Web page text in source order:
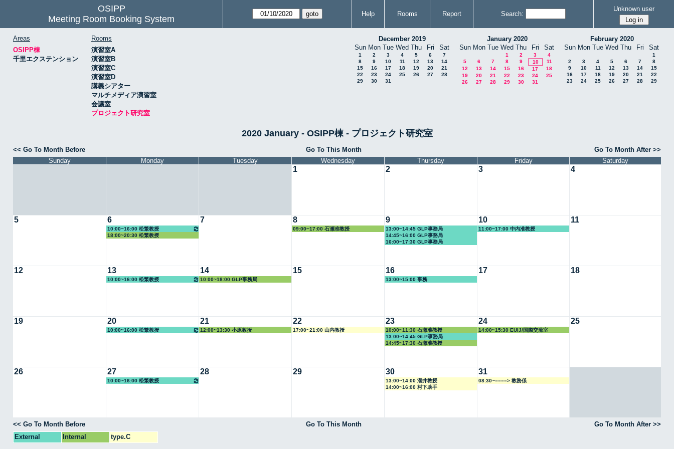
OSIPP
Meeting Room Booking System
Help Rooms Report Search:
Unknown user
Areas
OSIPP棟
千里エクステンション
Rooms
演習室A
演習室B
演習室C
演習室D
講義シアター
マルチメディア演習室
会議室
プロジェクト研究室
December 2019
Sun Mon Tue Wed Thu Fri Sat
1 2 3 4 5 6
7
8
9 10 11 12 13
14
15
16 17 18 19 20
21
22
23 24 25 26 27
28
29
30 31
January 2020
Sun Mon Tue Wed Thu Fri Sat
1 2 3
4
5
6 7 8 9 10
11
12
13 14 15 16 17
18
19
20 21 22 23 24
25
26
27 28 29 30 31
February 2020
Sun Mon Tue Wed Thu Fri Sat
1
2
3 4 5 6 7
8
9
10 11 12 13 14
15
16
17 18 19 20 21
22
23
24 25 26 27 28 29
2020 January - OSIPP棟 - プロジェクト研究室
<< Go To Month Before Go To This Month
Go To Month After >>
Sunday
Monday Tuesday Wednesday Thursday Friday Saturday
1 2 3 4
5 6
10:00~16:00 松繁教授
18:00~20:30 松繁教授
7 8
09:00~17:00 石瀬准教授
9
13:00~14:45 GLP事務局
14:45~16:00 GLP事務局
16:00~17:30 GLP事務局
10
11:00~17:00 中内准教授
11
12 13
10:00~16:00 松繁教授
14
10:00~18:00 GLP事務局
15 16
13:00~15:00 事務
17 18
19 20
10:00~16:00 松繁教授
21
12:00~13:30 小原教授
22
17:00~21:00 山内教授
23
10:00~11:30 石瀬准教授
13:00~14:45 GLP事務局
14:45~17:30 石瀬准教授
24
14:00~15:30 EUIJ/国際交流室
25
26 27
10:00~16:00 松繁教授
28 29 30
13:00~14:00 瀧井教授
14:00~16:00 村下助手
31
08:30~====> 教務係
<< Go To Month Before Go To This Month
Go To Month After >>
External
Internal type.C